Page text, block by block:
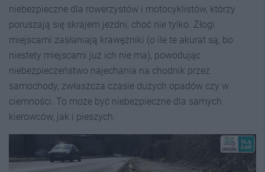
niebezpieczne dla rowerzystów i motocyklistów, którzy
poruszają się skrajem jezdni, choć nie tylko. Złogi
miejscami zasłaniają krawężniki (o ile te akurat są, bo
niestety miejscami już ich nie ma), powodując
niebezpieczeństwo najechania na chodnik przez
samochody, zwłaszcza czasie dużych opadów czy w
ciemności. To może być niebezpieczne dla samych
kierowców, jak i pieszych.